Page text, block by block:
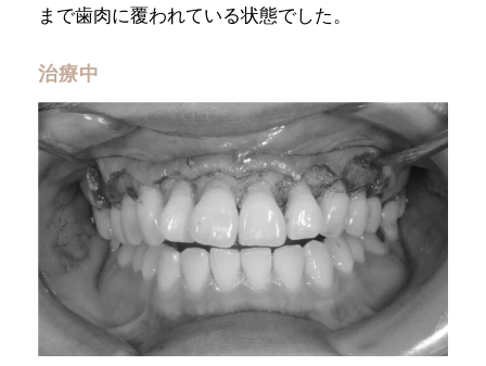
まで歯肉に覆われている状態でした。
治療中